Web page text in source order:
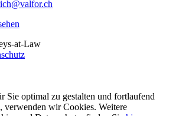
Sie optimal zu gestalten und fortlaufend
verwenden wir Cookies. Weitere